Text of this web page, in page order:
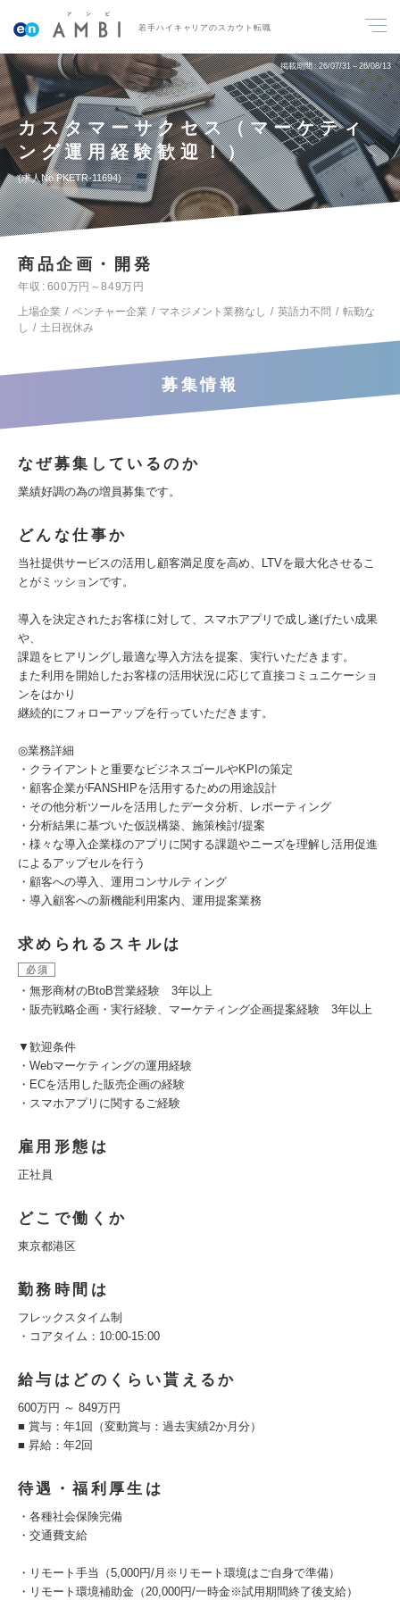
若手ハイキャリアのスカウト転職
掲載期間 26/07/31～26/08/13
カスタマーサクセス（マーケティ
ング運用経験歓迎！）
求人No.PKETR-11694
商品企画・開発
年収
600万円～849万円
上場企業
ベンチャー企業 マネジメント業務なし 英語力不問
転勤な
し
土日祝休み
募集情報
なぜ募集しているのか
業績好調の為の増員募集です。
どんな仕事か
当社提供サービスの活用し顧客満足度を高め、LTVを最大化させるこ
とがミッションです。
導入を決定されたお客様に対して、スマホアプリで成し遂げたい成果
や、
課題をヒアリングし最適な導入方法を提案、実行いただきます。
また利用を開始したお客様の活用状況に応じて直接コミュニケーショ
ンをはかり
継続的にフォローアップを行っていただきます。
◎業務詳細
・クライアントと重要なビジネスゴールやKPIの策定
・顧客企業がFANSHIPを活用するための用途設計
・その他分析ツールを活用したデータ分析、レポーティング
・分析結果に基づいた仮説構築、施策検討/提案
・様々な導入企業様のアプリに関する課題やニーズを理解し活用促進
によるアップセルを行う
・顧客への導入、運用コンサルティング
・導入顧客への新機能利用案内、運用提案業務
求められるスキルは
必須
・無形商材のBtoB営業経験 3年以上
・販売戦略企画・実行経験、マーケティング企画提案経験 3年以上
▼歓迎条件
・Webマーケティングの運用経験
・ECを活用した販売企画の経験
・スマホアプリに関するご経験
雇用形態は
正社員
どこで働くか
東京都港区
勤務時間は
フレックスタイム制
・コアタイム：10:00-15:00
給与はどのくらい貰えるか
600万円 ～ 849万円
■ 賞与：年1回（変動賞与：過去実績2か月分）
■ 昇給：年2回
待遇・福利厚生は
・各種社会保険完備
・交通費支給
・リモート手当（5,000円/月※リモート環境はご自身で準備）
・リモート環境補助金（20,000円/一時金※試用期間終了後支給）